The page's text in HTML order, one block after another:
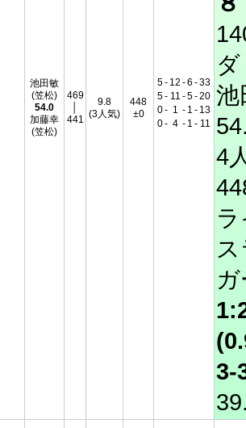
池田敏
(笠松)
54.0
加藤幸
(笠松)
469
441
9.8
(3人気)
448
±0
5- 12 -6 -33
5- 11 -5-20
0- 1 - 1 - 13
0- 4 - 1 - 11
4
3-